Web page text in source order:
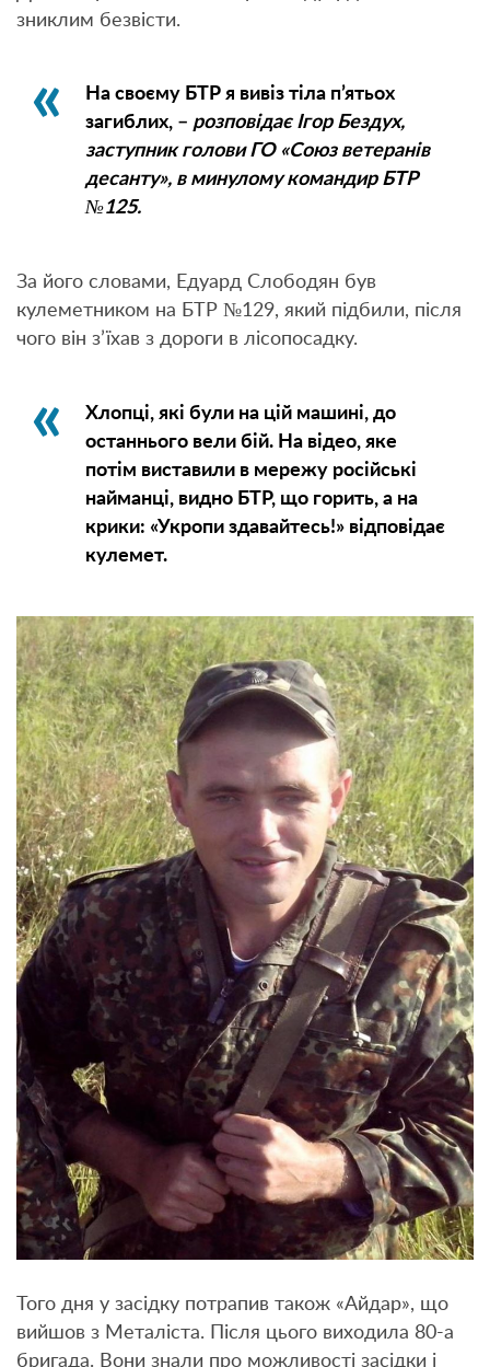
зниклим безвісти.
На своєму БТР я вивіз тіла п’ятьох
загиблих, – розповідає Ігор Бездух,
заступник голови ГО «Союз ветеранів
десанту», в минулому командир БТР
№125.
За його словами, Едуард Слободян був
кулеметником на БТР №129, який підбили, після
чого він з’їхав з дороги в лісопосадку.
Хлопці, які були на цій машині, до
останнього вели бій. На відео, яке
потім виставили в мережу російські
найманці, видно БТР, що горить, а на
крики: «Укропи здавайтесь!» відповідає
кулемет.
Того дня у засідку потрапив також «Айдар», що
вийшов з Металіста. Після цього виходила 80-а
бригада. Вони знали про можливості засідки і